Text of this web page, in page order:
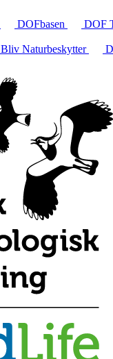
DOFbasen
DOF
Bliv Naturbeskytter